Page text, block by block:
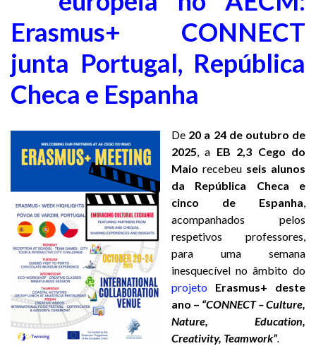
Erasmus+ CONNECT
junta Portugal, República
Checa e Espanha
De 20 a 24 de outubro de
2025, a EB 2,3 Cego do
Maio recebeu seis alunos
da República Checa e
cinco de Espanha,
acompanhados pelos
respetivos professores,
para uma semana
inesquecível no âmbito do
projeto Erasmus+ deste
ano – “CONNECT – Culture,
Nature, Education,
Creativity, Teamwork”.